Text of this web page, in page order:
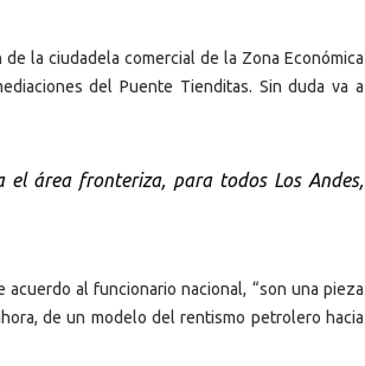
la ciudadela comercial de la Zona Económica
del Puente Tienditas. Sin duda va a
área fronteriza, para todos Los Andes,
al funcionario nacional, “son una pieza
de un modelo del rentismo petrolero hacia